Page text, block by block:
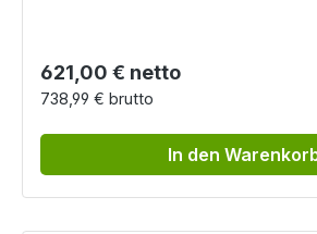
Regulärer Preis:
621,00 € netto
738,99 € brutto
In den